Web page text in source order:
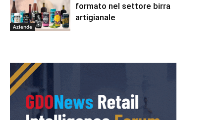
Aziende
formato nel settore birra
artigianale